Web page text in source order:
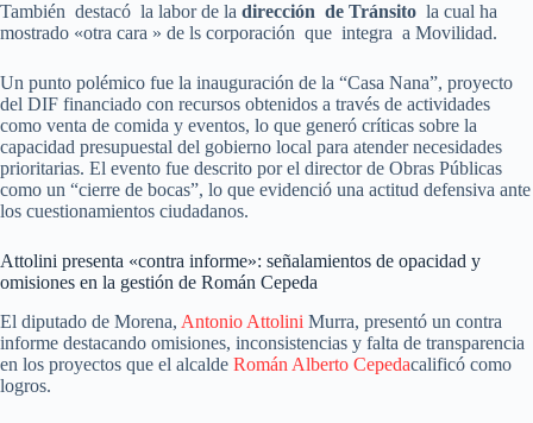
También destacó la labor de la dirección de Tránsito la cual ha
mostrado «otra cara » de ls corporación que integra a Movilidad.
Un punto polémico fue la inauguración de la “Casa Nana”, proyecto
del DIF financiado con recursos obtenidos a través de actividades
como venta de comida y eventos, lo que generó críticas sobre la
capacidad presupuestal del gobierno local para atender necesidades
prioritarias. El evento fue descrito por el director de Obras Públicas
como un “cierre de bocas”, lo que evidenció una actitud defensiva ante
los cuestionamientos ciudadanos.
Attolini presenta «contra informe»: señalamientos de opacidad y
omisiones en la gestión de Román Cepeda
El diputado de Morena, Antonio Attolini Murra, presentó un contra
informe destacando omisiones, inconsistencias y falta de transparencia
en los proyectos que el alcalde Román Alberto Cepedacalificó como
logros.